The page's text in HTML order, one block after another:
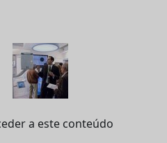
a este conteúdo